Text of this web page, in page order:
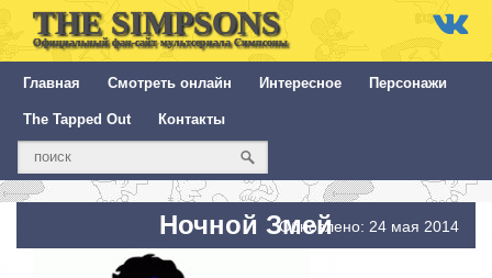
THE SIMPSONS
Официальный фан-сайт мультсериала Симпсоны
Главная Смотреть онлайн Интересное Персонажи
The Tapped Out Контакты
Ночной ЗмейОбновлено: 24 мая 2014